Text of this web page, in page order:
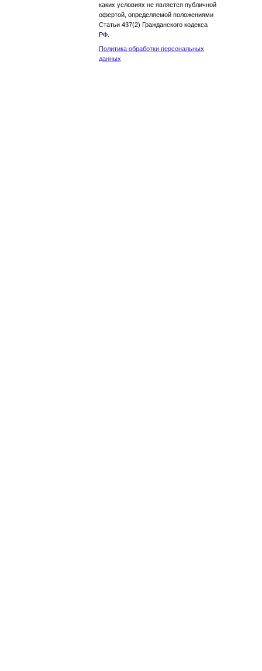
каких условиях не является публичной
офертой, определяемой положениями
Статьи 437(2) Гражданского кодекса
РФ.
Политика обработки персональных
данных